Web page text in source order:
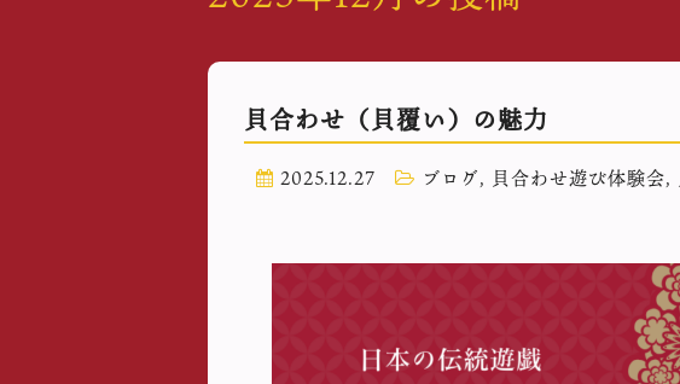
貝合わせ（貝覆い）の魅力
2025.12.27 ブログ, 貝合わせ遊び体験会,